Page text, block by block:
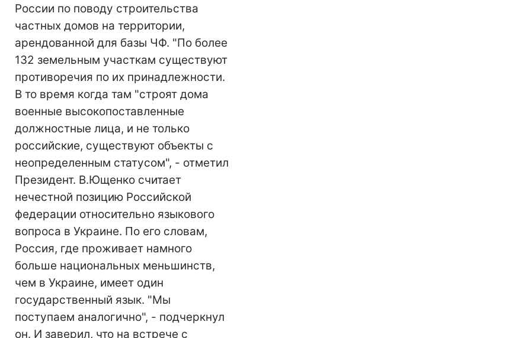
России по поводу строительства
частных домов на территории,
арендованной для базы ЧФ. "По более
132 земельным участкам существуют
противоречия по их принадлежности.
В то время когда там "строят дома
военные высокопоставленные
должностные лица, и не только
российские, существуют объекты с
неопределенным статусом", - отметил
Президент. В.Ющенко считает
нечестной позицию Российской
федерации относительно языкового
вопроса в Украине. По его словам,
Россия, где проживает намного
больше национальных меньшинств,
чем в Украине, имеет один
государственный язык. "Мы
поступаем аналогично", - подчеркнул
он. И заверил, что на встрече с